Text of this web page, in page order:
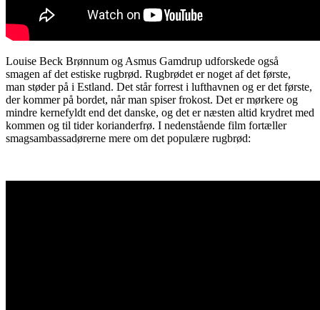
Louise Beck Brønnum og Asmus Gamdrup udforskede også
smagen af det estiske rugbrød. Rugbrødet er noget af det første,
man støder på i Estland. Det står forrest i lufthavnen og er det første,
der kommer på bordet, når man spiser frokost. Det er mørkere og
mindre kernefyldt end det danske, og det er næsten altid krydret med
kommen og til tider korianderfrø. I nedenstående film fortæller
smagsambassadørerne mere om det populære rugbrød: